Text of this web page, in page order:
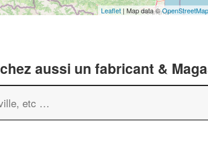
Leaflet | Map data ©
aussi un fabricant &